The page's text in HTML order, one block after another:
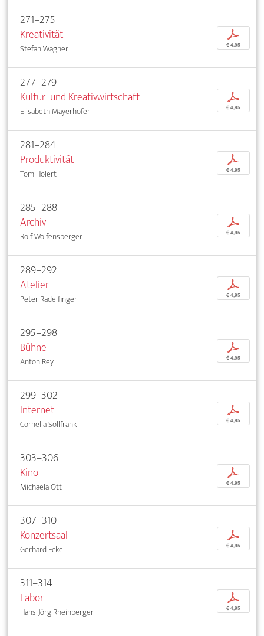
271–275
Kreativität
Stefan Wagner
p
€ 4,95
277–279
Kultur- und Kreativwirtschaft
Elisabeth Mayerhofer
p
€ 4,95
281–284
Produktivität
Tom Holert
p
€ 4,95
285–288
Archiv
Rolf Wolfensberger
p
€ 4,95
289–292
Atelier
Peter Radelfinger
p
€ 4,95
295–298
Bühne
Anton Rey
p
€ 4,95
299–302
Internet
Cornelia Sollfrank
p
€ 4,95
303–306
Kino
Michaela Ott
p
€ 4,95
307–310
Konzertsaal
Gerhard Eckel
p
€ 4,95
311–314
Labor
Hans-Jörg Rheinberger
p
€ 4,95